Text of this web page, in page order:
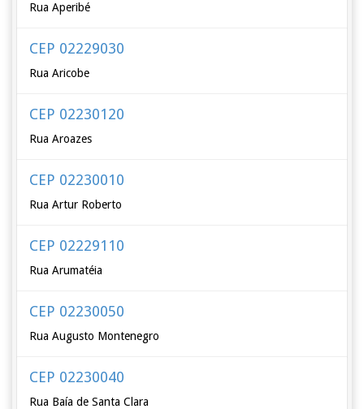
Rua Aperibé
CEP 02229030
Rua Aricobe
CEP 02230120
Rua Aroazes
CEP 02230010
Rua Artur Roberto
CEP 02229110
Rua Arumatéia
CEP 02230050
Rua Augusto Montenegro
CEP 02230040
Rua Baía de Santa Clara